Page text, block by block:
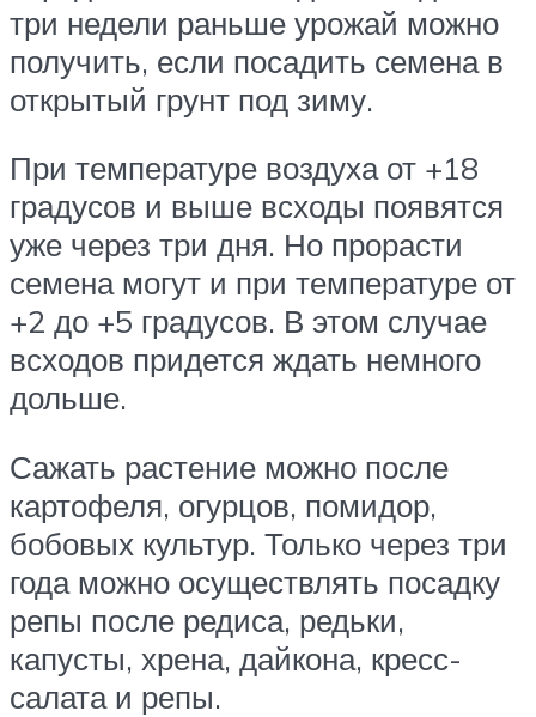
три недели раньше урожай можно
получить, если посадить семена в
открытый грунт под зиму.
При температуре воздуха от +18
градусов и выше всходы появятся
уже через три дня. Но прорасти
семена могут и при температуре от
+2 до +5 градусов. В этом случае
всходов придется ждать немного
дольше.
Сажать растение можно после
картофеля, огурцов, помидор,
бобовых культур. Только через три
года можно осуществлять посадку
репы после редиса, редьки,
капусты, хрена, дайкона, кресс-
салата и репы.